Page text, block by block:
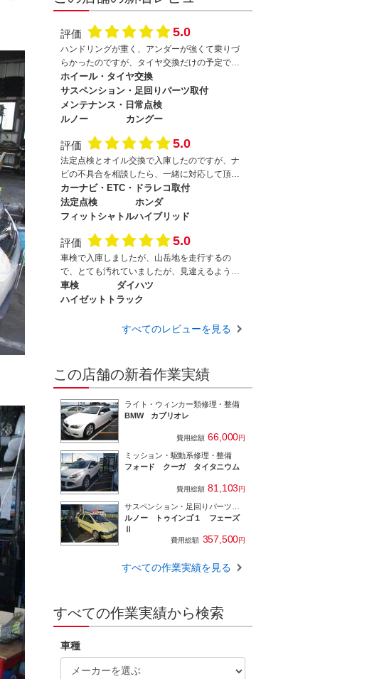
評価 5.0
ハンドリングが重く、アンダーが強くて乗りづ
らかったのですが、タイヤ交換だけの予定でし
たが、ホイールのインセットと合うホイールと
入れ替えてくれて、ホイールアライメントも点
検してくれて、ハンドリングは解消しました。
ホイールを無償で交換して頂いては心苦しいの
た。
ホイール・タイヤ交換
サスペンション・足回りパーツ取付
メンテナンス・日常点検
ルノー
カングー
評価 5.0
法定点検とオイル交換で入庫したのですが、ナ
ビの不具合を相談したら、一緒に対応して頂き
ました。代車も無償で提供して頂き、洗車もし
て頂いて、何の不安もありませんでした。
カーナビ・ETC・ドラレコ取付
法定点検
ホンダ
フィットシャトルハイブリッド
評価 5.0
車検で入庫しましたが、山岳地を走行するの
で、とても汚れていましたが、見違えるように
きれいにしてくれました。
車検
ダイハツ
ハイゼットトラック
すべてのレビューを見る
この店舗の新着作業実績
ライト・ウィンカー類修理・整備
BMW カブリオレ
費用総額 66,000円
ミッション・駆動系修理・整備
フォード クーガ タイタニウム
費用総額 81,103円
ルノー トゥインゴ１ フェーズ
Ⅱ
費用総額 357,500円
すべての作業実績を見る
すべての作業実績から検索
車種